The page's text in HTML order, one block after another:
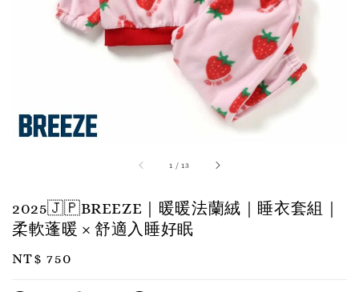
1 /13
2025🇯🇵BREEZE｜暖暖法蘭絨｜睡衣套組｜
柔軟蓬暖 × 舒適入睡好眠
Regular
NT$ 750